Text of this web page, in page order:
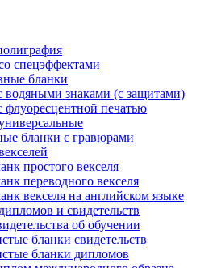
спецэффектами
бланки
водяными знаками (с защитами)
флуоресцентной печатью
бланки с гравюрами
простого векселя
переводного векселя
векселя на английском языке
и свидетельств
об обучении
бланки свидетельств
бланки дипломов